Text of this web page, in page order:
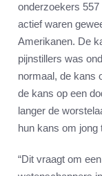
onderzoekers 557
actief waren
Amerikanen. De
pijnstillers was
normaal, de kans
de kans op een
langer de
hun kans om jong
“Dit vraagt om